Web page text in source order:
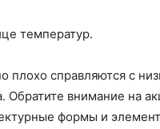
температур.
плохо справляются с
внимание на
формы и